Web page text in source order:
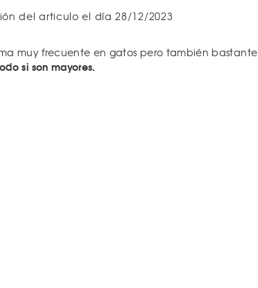
del articulo el día 28/12/2023
muy frecuente en gatos pero también bastante
si son mayores.